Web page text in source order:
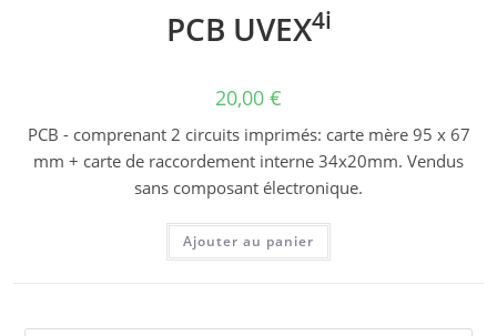
PCB UVEX4i
20,00 €
PCB - comprenant 2 circuits imprimés: carte mère 95 x 67
mm + carte de raccordement interne 34x20mm. Vendus
sans composant électronique.
Ajouter au panier